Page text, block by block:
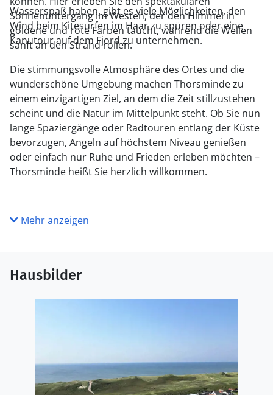
Wasserspaß haben, gibt es viele Möglichkeiten, den
Wind beim Kitesurfen im Haar zu spüren oder eine
Kanutour auf dem Fjord zu unternehmen.
Sonnenuntergang im Westen, der den Himmel in
goldene und rote Farben taucht, während die Wellen
sanft an den Strand rollen.
Die stimmungsvolle Atmosphäre des Ortes und die
wunderschöne Umgebung machen Thorsminde zu
einem einzigartigen Ziel, an dem die Zeit stillzustehen
scheint und die Natur im Mittelpunkt steht. Ob Sie nun
lange Spaziergänge oder Radtouren entlang der Küste
bevorzugen, Angeln auf höchstem Niveau genießen
oder einfach nur Ruhe und Frieden erleben möchten –
Thorsminde heißt Sie herzlich willkommen.
Mehr anzeigen
Hausbilder